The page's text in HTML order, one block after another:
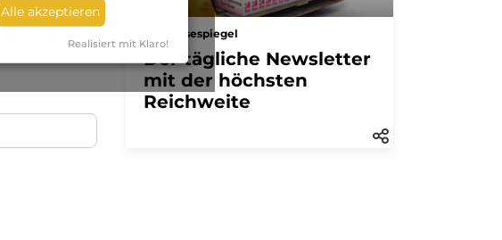
Pressespiegel
Der tägliche Newsletter
mit der höchsten
Reichweite
Alle akzeptieren
Realisiert mit Klaro!